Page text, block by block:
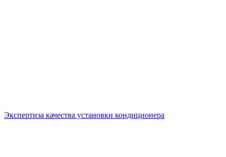
Экспертиза качества установки кондиционера